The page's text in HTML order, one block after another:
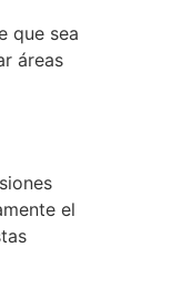
que sea
áreas
el